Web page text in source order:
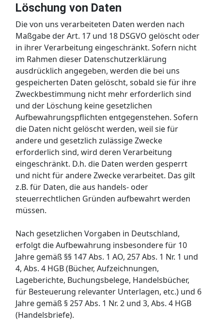
Löschung von Daten
Die von uns verarbeiteten Daten werden nach
Maßgabe der Art. 17 und 18 DSGVO gelöscht oder
in ihrer Verarbeitung eingeschränkt. Sofern nicht
im Rahmen dieser Datenschutzerklärung
ausdrücklich angegeben, werden die bei uns
gespeicherten Daten gelöscht, sobald sie für ihre
Zweckbestimmung nicht mehr erforderlich sind
und der Löschung keine gesetzlichen
Aufbewahrungspflichten entgegenstehen. Sofern
die Daten nicht gelöscht werden, weil sie für
andere und gesetzlich zulässige Zwecke
erforderlich sind, wird deren Verarbeitung
eingeschränkt. D.h. die Daten werden gesperrt
und nicht für andere Zwecke verarbeitet. Das gilt
z.B. für Daten, die aus handels- oder
steuerrechtlichen Gründen aufbewahrt werden
müssen.
Nach gesetzlichen Vorgaben in Deutschland,
erfolgt die Aufbewahrung insbesondere für 10
Jahre gemäß §§ 147 Abs. 1 AO, 257 Abs. 1 Nr. 1 und
4, Abs. 4 HGB (Bücher, Aufzeichnungen,
Lageberichte, Buchungsbelege, Handelsbücher,
für Besteuerung relevanter Unterlagen, etc.) und 6
Jahre gemäß § 257 Abs. 1 Nr. 2 und 3, Abs. 4 HGB
(Handelsbriefe).